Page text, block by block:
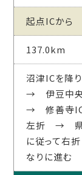
起点ICから
137.0km
沼津ICを
→ 伊豆中
→ 修善寺IC
左折 → 県
に従って
なりに進